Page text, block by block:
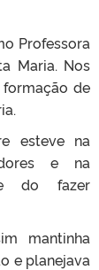
Professora
Maria. Nos
de
esteve na
e na
do fazer
mantinha
e planejava